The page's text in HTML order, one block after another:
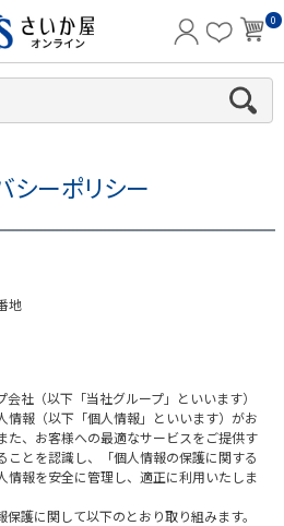
0
シーポリシー
地
社（以下「当社グループ」といいます）
情報（以下「個人情報」といいます）がお
た、お客様への最適なサービスをご提供す
ことを認識し、「個人情報の保護に関する
情報を安全に管理し、適正に利用いたしま
護に関して以下のとおり取り組みます。